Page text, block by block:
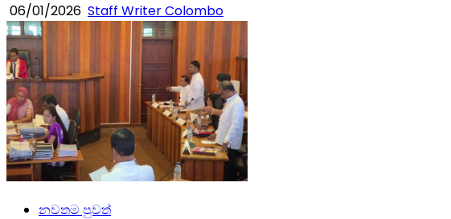
06/01/2026 Staff Writer Colombo
නවතම පුවත්